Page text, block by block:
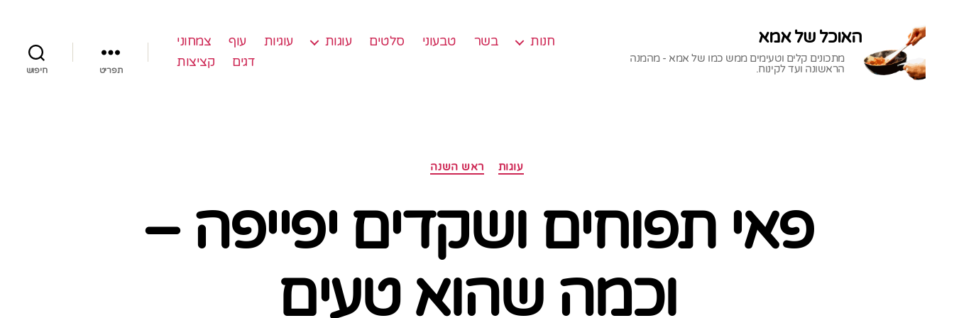
האוכל של אמא
מתכונים קלים וטעימים ממש כמו של אמא - מהמנה
הראשונה ועד לקינוח.
חנות בשר טבעוני סלטים עוגות עוגיות עוף
צמחוני
דגים
קציצות
תפריט חיפוש
קטגוריות עוגות ראש השנה
פאי תפוחים ושקדים יפייפה –
וכמה שהוא טעים